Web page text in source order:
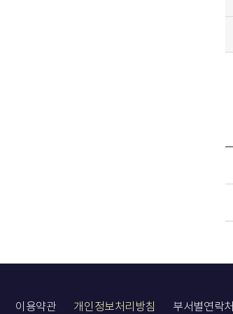
이용약관 개인정보처리방침 부서별연락처